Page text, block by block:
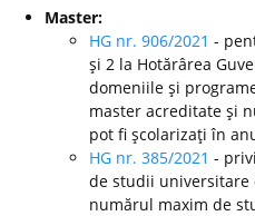
Master:
HG nr. 906/2021 -
şi 2 la Hotărârea
domeniile şi
master acreditate şi
pot fi şcolarizaţi în
HG nr. 385/2021 -
de studii universitare
numărul maxim de